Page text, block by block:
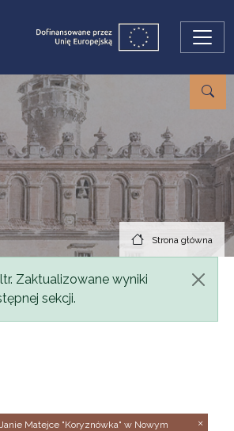
Strona główna
Zaktualizowane wyniki
sekcji.
Matejce "Koryznówka" w Nowym